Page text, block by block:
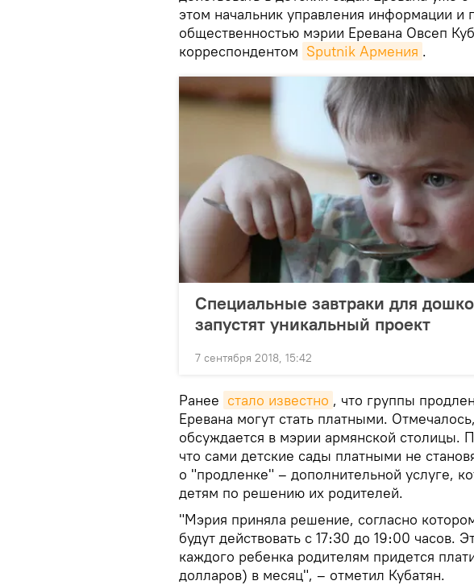
этом начальник управления информации и
общественностью мэрии Еревана Овсеп
корреспондентом Sputnik Армения .
Специальные завтраки для
запустят уникальный проект
7 сентября 2018, 15:42
Ранее стало известно , что группы
Еревана могут стать платными.
обсуждается в мэрии армянской столицы.
что сами детские сады платными не
о "продленке" – дополнительной услуге,
детям по решению их родителей.
"Мэрия приняла решение, согласно
будут действовать с 17։30 до 19։00 часов.
каждого ребенка родителям придется
долларов) в месяц", – отметил Кубатян.